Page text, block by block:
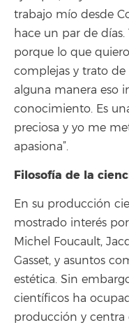
trabajo mío desde
hace un par de
porque lo que
complejas y trato de
alguna manera eso
conocimiento. Es
preciosa y yo me
apasiona”.
Filosofía de la
En su producción
mostrado interés
Michel Foucault,
Gasset, y asuntos
estética. Sin
científicos ha
producción y centra